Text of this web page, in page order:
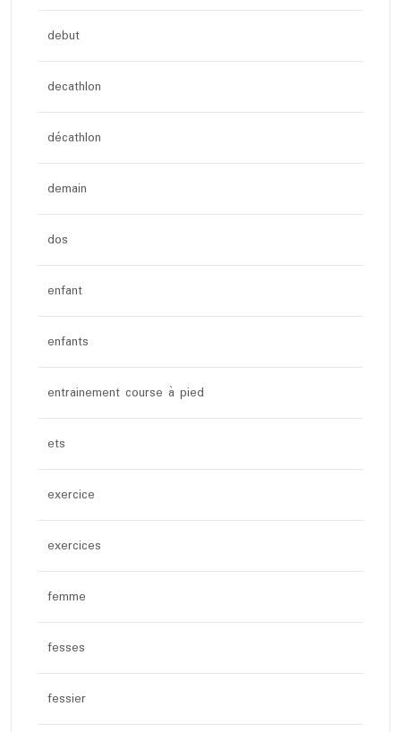
debut
decathlon
décathlon
demain
dos
enfant
enfants
entrainement course à pied
ets
exercice
exercices
femme
fesses
fessier